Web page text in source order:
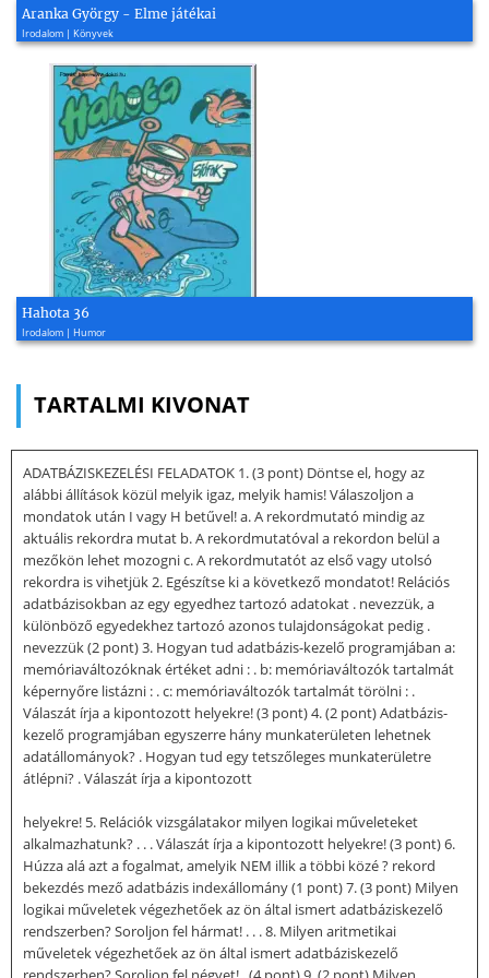
Aranka György - Elme játékai
Irodalom | Könyvek
Hahota 36
Irodalom | Humor
TARTALMI KIVONAT
ADATBÁZISKEZELÉSI FELADATOK 1. (3 pont) Döntse el, hogy az
alábbi állítások közül melyik igaz, melyik hamis! Válaszoljon a
mondatok után I vagy H betűvel! a. A rekordmutató mindig az
aktuális rekordra mutat b. A rekordmutatóval a rekordon belül a
mezőkön lehet mozogni c. A rekordmutatót az első vagy utolsó
rekordra is vihetjük 2. Egészítse ki a következő mondatot! Relációs
adatbázisokban az egy egyedhez tartozó adatokat . nevezzük, a
különböző egyedekhez tartozó azonos tulajdonságokat pedig .
nevezzük (2 pont) 3. Hogyan tud adatbázis-kezelő programjában a:
memóriaváltozóknak értéket adni : . b: memóriaváltozók tartalmát
képernyőre listázni : . c: memóriaváltozók tartalmát törölni : .
Válaszát írja a kipontozott helyekre! (3 pont) 4. (2 pont) Adatbázis-
kezelő programjában egyszerre hány munkaterületen lehetnek
adatállományok? . Hogyan tud egy tetszőleges munkaterületre
átlépni? . Válaszát írja a kipontozott
helyekre! 5. Relációk vizsgálatakor milyen logikai műveleteket
alkalmazhatunk? . . . Válaszát írja a kipontozott helyekre! (3 pont) 6.
Húzza alá azt a fogalmat, amelyik NEM illik a többi közé ? rekord
bekezdés mező adatbázis indexállomány (1 pont) 7. (3 pont) Milyen
logikai műveletek végezhetőek az ön által ismert adatbáziskezelő
rendszerben? Soroljon fel hármat! . . . 8. Milyen aritmetikai
műveletek végezhetőek az ön által ismert adatbáziskezelő